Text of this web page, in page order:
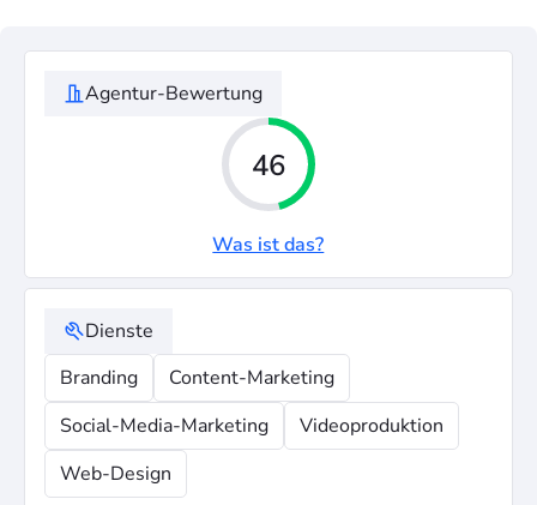
Agentur-Bewertung
46
Was ist das?
Dienste
Branding
Content-Marketing
Social-Media-Marketing
Videoproduktion
Web-Design